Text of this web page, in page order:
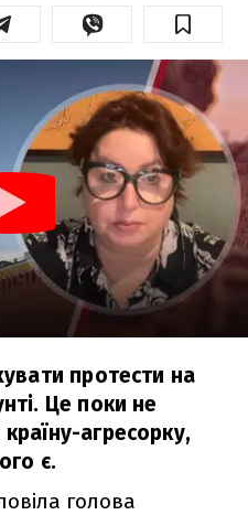
протести на
Це поки не
агресорку,
є.
голова